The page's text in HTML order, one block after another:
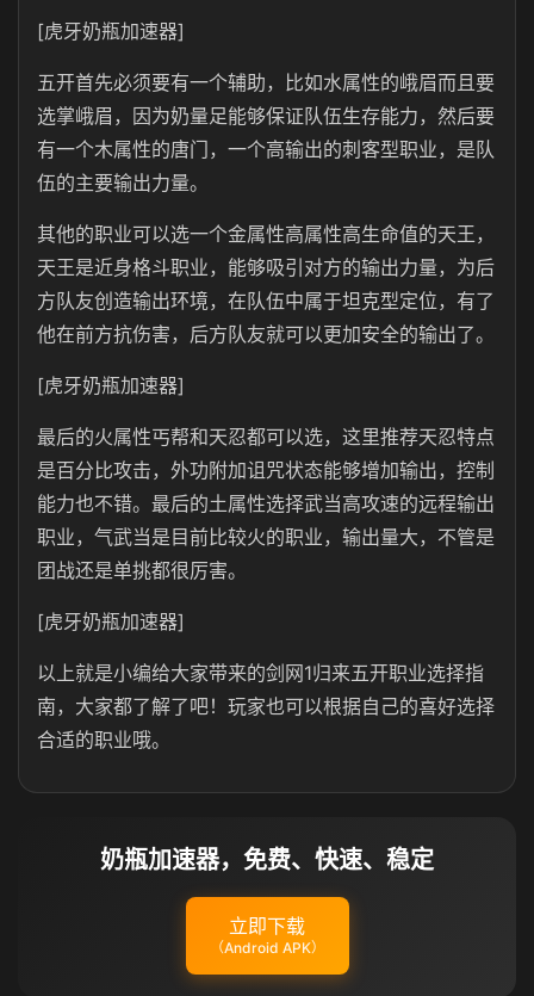
[虎牙奶瓶加速器]
五开首先必须要有一个辅助，比如水属性的峨眉而且要
选掌峨眉，因为奶量足能够保证队伍生存能力，然后要
有一个木属性的唐门，一个高输出的刺客型职业，是队
伍的主要输出力量。
其他的职业可以选一个金属性高属性高生命值的天王，
天王是近身格斗职业，能够吸引对方的输出力量，为后
方队友创造输出环境，在队伍中属于坦克型定位，有了
他在前方抗伤害，后方队友就可以更加安全的输出了。
[虎牙奶瓶加速器]
最后的火属性丐帮和天忍都可以选，这里推荐天忍特点
是百分比攻击，外功附加诅咒状态能够增加输出，控制
能力也不错。最后的土属性选择武当高攻速的远程输出
职业，气武当是目前比较火的职业，输出量大，不管是
团战还是单挑都很厉害。
[虎牙奶瓶加速器]
以上就是小编给大家带来的剑网1归来五开职业选择指
南，大家都了解了吧！玩家也可以根据自己的喜好选择
合适的职业哦。
奶瓶加速器，免费、快速、稳定
立即下载
（Android APK）